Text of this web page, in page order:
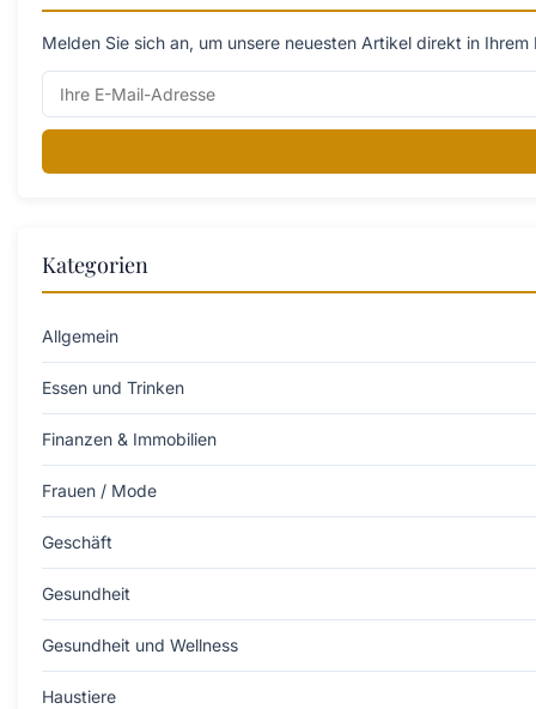
Melden Sie sich an, um unsere neuesten Artikel direkt in
Kategorien
Allgemein
Essen und Trinken
Finanzen & Immobilien
Frauen / Mode
Geschäft
Gesundheit
Gesundheit und Wellness
Haustiere